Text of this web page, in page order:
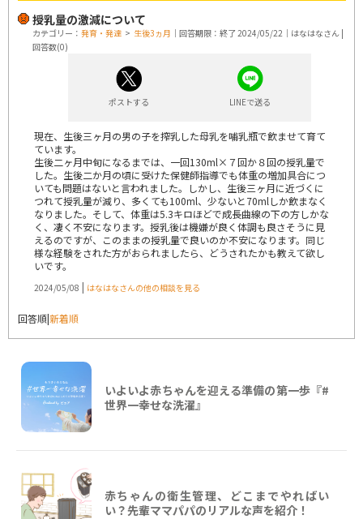
授乳量の激減について
カテゴリー： 発育・発達 > 生後3ヵ月 ｜回答期限：終了 2024/05/22｜はなはなさん |
回答数(0)
ポストする LINEで送る
現在、生後三ヶ月の男の子を搾乳した母乳を哺乳瓶で飲ませて育て
ています。
生後二ヶ月中旬になるまでは、一回130ml×７回か８回の授乳量で
した。生後二か月の頃に受けた保健師指導でも体重の増加具合につ
いても問題はないと言われました。しかし、生後三ヶ月に近づくに
つれて授乳量が減り、多くても100ml、少ないと70mlしか飲まなく
なりました。そして、体重は5.3キロほどで成長曲線の下の方しかな
く、凄く不安になります。授乳後は機嫌が良く体調も良さそうに見
えるのですが、このままの授乳量で良いのか不安になります。同じ
様な経験をされた方がおられましたら、どうされたかも教えて欲し
いです。
2024/05/08 | はなはなさんの他の相談を見る
回答順|新着順
いよいよ赤ちゃんを迎える準備の第一歩『#
世界一幸せな洗濯』
赤ちゃんの衛生管理、どこまでやればい
い？先輩ママパパのリアルな声を紹介！